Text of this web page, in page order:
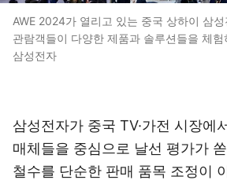
AWE 2024가 열리고 있는 중국 상하이 삼
관람객들이 다양한 제품과 솔루션들을 체
삼성전자
삼성전자가 중국 TV·가전 시장에
매체들을 중심으로 날선 평가가
철수를 단순한 판매 품목 조정이